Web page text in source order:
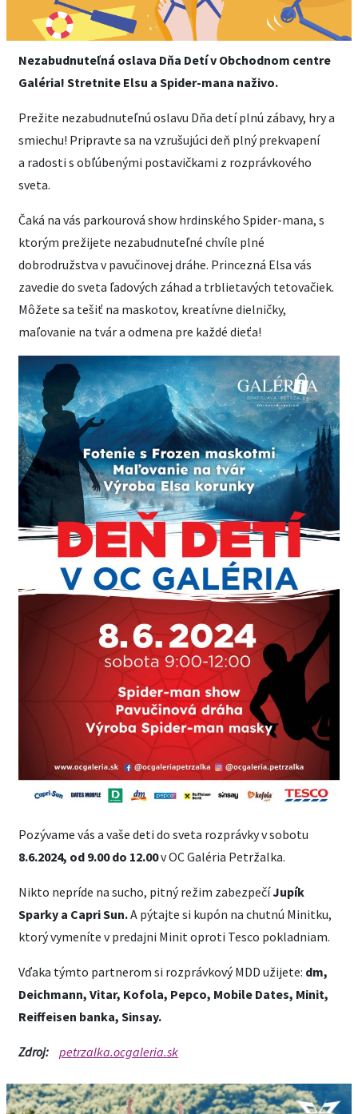
Nezabudnuteľná oslava Dňa Detí v Obchodnom centre
Galéria! Stretnite Elsu a Spider-mana naživo.
Prežite nezabudnuteľnú oslavu Dňa detí plnú zábavy, hry a
smiechu! Pripravte sa na vzrušujúci deň plný prekvapení
a radosti s obľúbenými postavičkami z rozprávkového
sveta.
Čaká na vás parkourová show hrdinského Spider-mana, s
ktorým prežijete nezabudnuteľné chvíle plné
dobrodružstva v pavučinovej dráhe. Princezná Elsa vás
zavedie do sveta ľadových záhad a trblietavých tetovačiek.
Môžete sa tešiť na maskotov, kreatívne dielničky,
maľovanie na tvár a odmena pre každé dieťa!
Pozývame vás a vaše deti do sveta rozprávky v sobotu
8.6.2024, od 9.00 do 12.00v OC Galéria Petržalka.
Nikto nepríde na sucho, pitný režim zabezpečíJupík
Sparky a Capri Sun.A pýtajte si kupón na chutnú Minitku,
ktorý vymeníte v predajni Minit oproti Tesco pokladniam.
Vďaka týmto partnerom si rozprávkový MDD užijete: dm,
Deichmann, Vitar, Kofola, Pepco, Mobile Dates, Minit,
Reiffeisen banka, Sinsay.
Zdroj: petrzalka.ocgaleria.sk